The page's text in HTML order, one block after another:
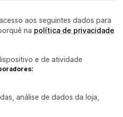
aos seguintes dados para
na política de privacidade
e de atividade
análise de dados da loja,